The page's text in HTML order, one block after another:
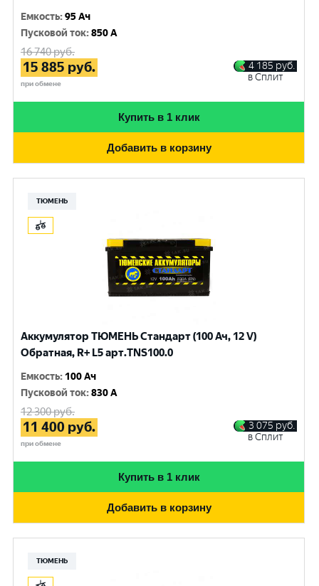
Емкость:95 Ач
Пусковой ток:850 A
16 740руб.
15 885 руб.
при обмене
4 185 руб.
в Сплит
Купить в 1 клик
Добавить в корзину
ТЮМЕНЬ
Аккумулятор ТЮМЕНЬ Стандарт (100 Ач, 12 V)
Обратная, R+ L5 арт.TNS100.0
Емкость: 100 Ач
Пусковой ток:830 A
12 300руб.
11 400 руб.
при обмене
3 075 руб.
в Сплит
Купить в 1 клик
Добавить в корзину
ТЮМЕНЬ